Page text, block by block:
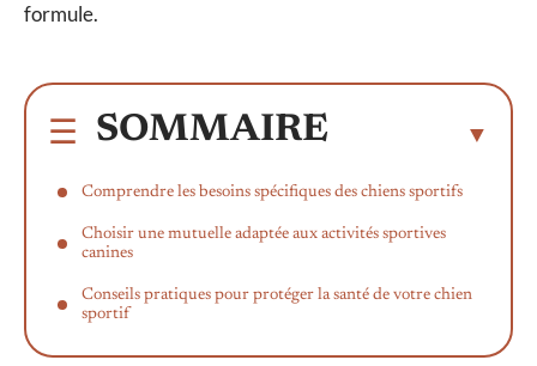
formule.
SOMMAIRE
Comprendre les besoins spécifiques des chiens sportifs
Choisir une mutuelle adaptée aux activités sportives
canines
Conseils pratiques pour protéger la santé de votre chien
sportif